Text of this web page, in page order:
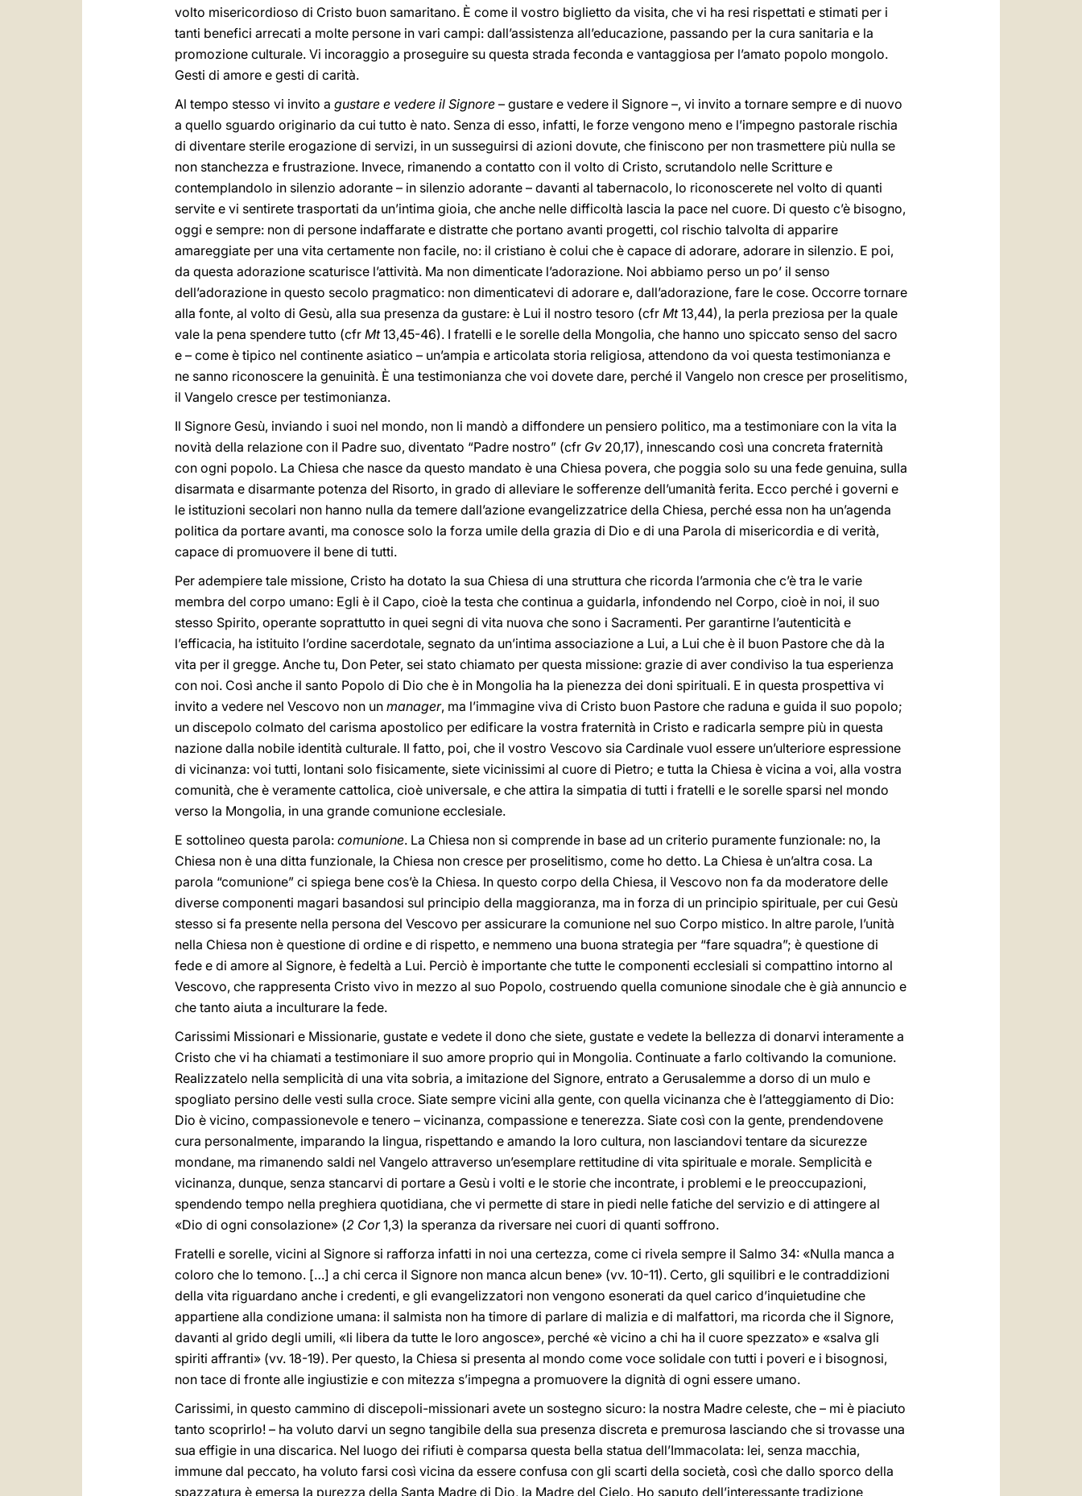
volto misericordioso di Cristo buon samaritano. È come il vostro biglietto da visita, che vi ha resi rispettati e stimati per i
tanti benefici arrecati a molte persone in vari campi: dall’assistenza all’educazione, passando per la cura sanitaria e la
promozione culturale. Vi incoraggio a proseguire su questa strada feconda e vantaggiosa per l’amato popolo mongolo.
Gesti di amore e gesti di carità.
Al tempo stesso vi invito a gustare e vedere il Signore – gustare e vedere il Signore –, vi invito a tornare sempre e di nuovo
a quello sguardo originario da cui tutto è nato. Senza di esso, infatti, le forze vengono meno e l’impegno pastorale rischia
di diventare sterile erogazione di servizi, in un susseguirsi di azioni dovute, che finiscono per non trasmettere più nulla se
non stanchezza e frustrazione. Invece, rimanendo a contatto con il volto di Cristo, scrutandolo nelle Scritture e
contemplandolo in silenzio adorante – in silenzio adorante – davanti al tabernacolo, lo riconoscerete nel volto di quanti
servite e vi sentirete trasportati da un’intima gioia, che anche nelle difficoltà lascia la pace nel cuore. Di questo c’è bisogno,
oggi e sempre: non di persone indaffarate e distratte che portano avanti progetti, col rischio talvolta di apparire
amareggiate per una vita certamente non facile, no: il cristiano è colui che è capace di adorare, adorare in silenzio. E poi,
da questa adorazione scaturisce l’attività. Ma non dimenticate l’adorazione. Noi abbiamo perso un po’ il senso
dell’adorazione in questo secolo pragmatico: non dimenticatevi di adorare e, dall’adorazione, fare le cose. Occorre tornare
alla fonte, al volto di Gesù, alla sua presenza da gustare: è Lui il nostro tesoro (cfr Mt13,44), la perla preziosa per la quale
vale la pena spendere tutto (cfr Mt13,45-46). I fratelli e le sorelle della Mongolia, che hanno uno spiccato senso del sacro
e – come è tipico nel continente asiatico – un’ampia e articolata storia religiosa, attendono da voi questa testimonianza e
ne sanno riconoscere la genuinità. È una testimonianza che voi dovete dare, perché il Vangelo non cresce per proselitismo,
il Vangelo cresce per testimonianza.
Il Signore Gesù, inviando i suoi nel mondo, non li mandò a diffondere un pensiero politico, ma a testimoniare con la vita la
novità della relazione con il Padre suo, diventato “Padre nostro” (cfr Gv 20,17), innescando così una concreta fraternità
con ogni popolo. La Chiesa che nasce da questo mandato è una Chiesa povera, che poggia solo su una fede genuina, sulla
disarmata e disarmante potenza del Risorto, in grado di alleviare le sofferenze dell’umanità ferita. Ecco perché i governi e
le istituzioni secolari non hanno nulla da temere dall’azione evangelizzatrice della Chiesa, perché essa non ha un’agenda
politica da portare avanti, ma conosce solo la forza umile della grazia di Dio e di una Parola di misericordia e di verità,
capace di promuovere il bene di tutti.
Per adempiere tale missione, Cristo ha dotato la sua Chiesa di una struttura che ricorda l’armonia che c’è tra le varie
membra del corpo umano: Egli è il Capo, cioè la testa che continua a guidarla, infondendo nel Corpo, cioè in noi, il suo
stesso Spirito, operante soprattutto in quei segni di vita nuova che sono i Sacramenti. Per garantirne l’autenticità e
l’efficacia, ha istituito l’ordine sacerdotale, segnato da un’intima associazione a Lui, a Lui che è il buon Pastore che dà la
vita per il gregge. Anche tu, Don Peter, sei stato chiamato per questa missione: grazie di aver condiviso la tua esperienza
con noi. Così anche il santo Popolo di Dio che è in Mongolia ha la pienezza dei doni spirituali. E in questa prospettiva vi
invito a vedere nel Vescovo non un manager, ma l’immagine viva di Cristo buon Pastore che raduna e guida il suo popolo;
un discepolo colmato del carisma apostolico per edificare la vostra fraternità in Cristo e radicarla sempre più in questa
nazione dalla nobile identità culturale. Il fatto, poi, che il vostro Vescovo sia Cardinale vuol essere un’ulteriore espressione
di vicinanza: voi tutti, lontani solo fisicamente, siete vicinissimi al cuore di Pietro; e tutta la Chiesa è vicina a voi, alla vostra
comunità, che è veramente cattolica, cioè universale, e che attira la simpatia di tutti i fratelli e le sorelle sparsi nel mondo
verso la Mongolia, in una grande comunione ecclesiale.
E sottolineo questa parola: comunione. La Chiesa non si comprende in base ad un criterio puramente funzionale: no, la
Chiesa non è una ditta funzionale, la Chiesa non cresce per proselitismo, come ho detto. La Chiesa è un’altra cosa. La
parola “comunione” ci spiega bene cos’è la Chiesa. In questo corpo della Chiesa, il Vescovo non fa da moderatore delle
diverse componenti magari basandosi sul principio della maggioranza, ma in forza di un principio spirituale, per cui Gesù
stesso si fa presente nella persona del Vescovo per assicurare la comunione nel suo Corpo mistico. In altre parole, l’unità
nella Chiesa non è questione di ordine e di rispetto, e nemmeno una buona strategia per “fare squadra”; è questione di
fede e di amore al Signore, è fedeltà a Lui. Perciò è importante che tutte le componenti ecclesiali si compattino intorno al
Vescovo, che rappresenta Cristo vivo in mezzo al suo Popolo, costruendo quella comunione sinodale che è già annuncio e
che tanto aiuta a inculturare la fede.
Carissimi Missionari e Missionarie, gustate e vedete il dono che siete, gustate e vedete la bellezza di donarvi interamente a
Cristo che vi ha chiamati a testimoniare il suo amore proprio qui in Mongolia. Continuate a farlo coltivando la comunione.
Realizzatelo nella semplicità di una vita sobria, a imitazione del Signore, entrato a Gerusalemme a dorso di un mulo e
spogliato persino delle vesti sulla croce. Siate sempre vicini alla gente, con quella vicinanza che è l’atteggiamento di Dio:
Dio è vicino, compassionevole e tenero – vicinanza, compassione e tenerezza. Siate così con la gente, prendendovene
cura personalmente, imparando la lingua, rispettando e amando la loro cultura, non lasciandovi tentare da sicurezze
mondane, ma rimanendo saldi nel Vangelo attraverso un’esemplare rettitudine di vita spirituale e morale. Semplicità e
vicinanza, dunque, senza stancarvi di portare a Gesù i volti e le storie che incontrate, i problemi e le preoccupazioni,
spendendo tempo nella preghiera quotidiana, che vi permette di stare in piedi nelle fatiche del servizio e di attingere al
«Dio di ogni consolazione» (2 Cor1,3) la speranza da riversare nei cuori di quanti soffrono.
Fratelli e sorelle, vicini al Signore si rafforza infatti in noi una certezza, come ci rivela sempre il Salmo 34: «Nulla manca a
coloro che lo temono. […] a chi cerca il Signore non manca alcun bene» (vv. 10-11). Certo, gli squilibri e le contraddizioni
della vita riguardano anche i credenti, e gli evangelizzatori non vengono esonerati da quel carico d’inquietudine che
appartiene alla condizione umana: il salmista non ha timore di parlare di malizia e di malfattori, ma ricorda che il Signore,
davanti al grido degli umili, «li libera da tutte le loro angosce», perché «è vicino a chi ha il cuore spezzato» e «salva gli
spiriti affranti» (vv. 18-19). Per questo, la Chiesa si presenta al mondo come voce solidale con tutti i poveri e i bisognosi,
non tace di fronte alle ingiustizie e con mitezza s’impegna a promuovere la dignità di ogni essere umano.
Carissimi, in questo cammino di discepoli-missionari avete un sostegno sicuro: la nostra Madre celeste, che – mi è piaciuto
tanto scoprirlo! – ha voluto darvi un segno tangibile della sua presenza discreta e premurosa lasciando che si trovasse una
sua effigie in una discarica. Nel luogo dei rifiuti è comparsa questa bella statua dell’Immacolata: lei, senza macchia,
immune dal peccato, ha voluto farsi così vicina da essere confusa con gli scarti della società, così che dallo sporco della
spazzatura è emersa la purezza della Santa Madre di Dio, la Madre del Cielo. Ho saputo dell’interessante tradizione